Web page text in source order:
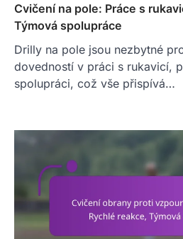
Cvičení na pole: Práce s
Týmová spolupráce
Drilly na pole jsou nezbytné
dovedností v práci s rukavicí,
spolupráci, což vše přispívá…